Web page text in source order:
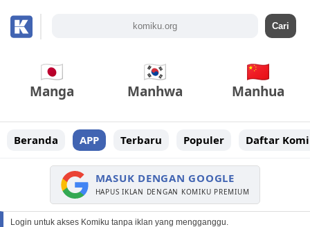
Manga Manhwa Manhua
Beranda APP Terbaru Populer Daftar
MASUK DENGAN GOOGLE
HAPUS IKLAN DENGAN KOMIKU PREMIUM
Login untuk akses Komiku tanpa iklan yang mengganggu.